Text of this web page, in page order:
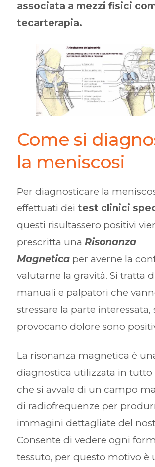
associata a mezzi fisici
tecarterapia.
Come si
la meniscosi
Per diagnosticare la
effettuati dei test clinici
questi risultassero positivi
prescritta una Risonanza
Magneticaper averne la
valutarne la gravità. Si tratta
manuali e palpatori che
stressare la parte interessata,
provocano dolore sono
La risonanza magnetica è
diagnostica utilizzata in tutto
che si avvale di un campo
di radiofrequenze per
immagini dettagliate del
Consente di vedere ogni
tessuto, per questo motivo è